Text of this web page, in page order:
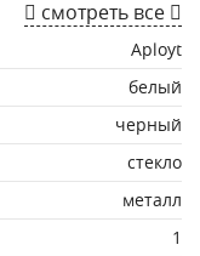
смотреть все
Aployt
белый
черный
стекло
металл
1